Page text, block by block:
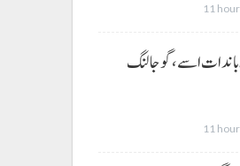
11
باندات اسے، گوجالنگ
11